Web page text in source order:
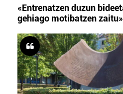
«Entrenatzen duzun
gehiago motibatzen zaitu»